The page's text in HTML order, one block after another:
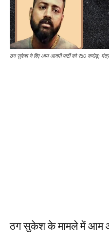
ठग सुकेश ने दिए आम आदमी पार्टी को ₹50 करोड़;
ठग सुकेश के मामले में आम